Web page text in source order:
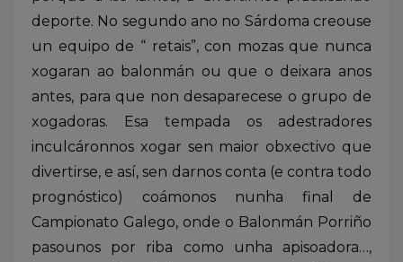
deporte. No segundo ano no Sárdoma creouse
un equipo de “ retais”, con mozas que nunca
xogaran ao balonmán ou que o deixara anos
antes, para que non desaparecese o grupo de
xogadoras. Esa tempada os adestradores
inculcáronnos xogar sen maior obxectivo que
divertirse, e así, sen darnos conta (e contra todo
prognóstico) coámonos nunha final de
Campionato Galego, onde o Balonmán Porriño
pasounos por riba como unha apisoadora…,